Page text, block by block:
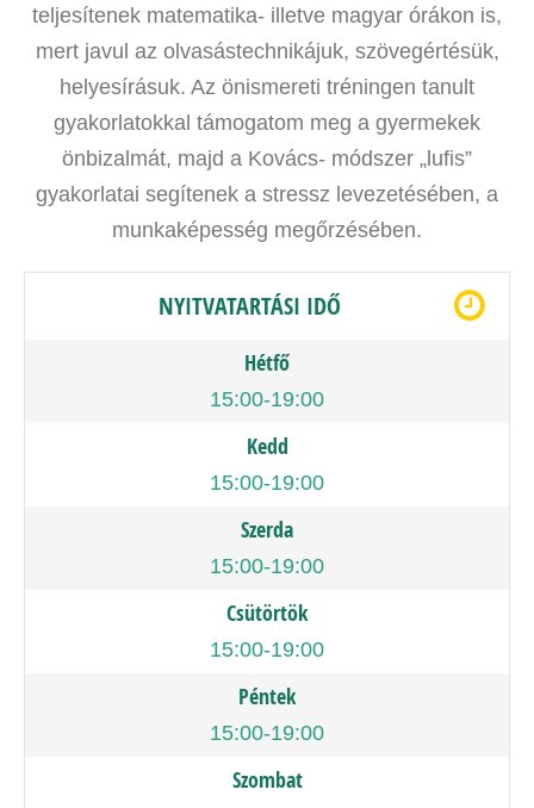
teljesítenek matematika- illetve magyar órákon is,
mert javul az olvasástechnikájuk, szövegértésük,
helyesírásuk. Az önismereti tréningen tanult
gyakorlatokkal támogatom meg a gyermekek
önbizalmát, majd a Kovács- módszer „lufis”
gyakorlatai segítenek a stressz levezetésében, a
munkaképesség megőrzésében.
NYITVATARTÁSI IDŐ
Hétfő
15:00-19:00
Kedd
15:00-19:00
Szerda
15:00-19:00
Csütörtök
15:00-19:00
Péntek
15:00-19:00
Szombat